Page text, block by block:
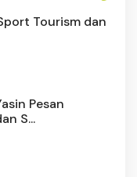
Tourism dan
Pesan
S...